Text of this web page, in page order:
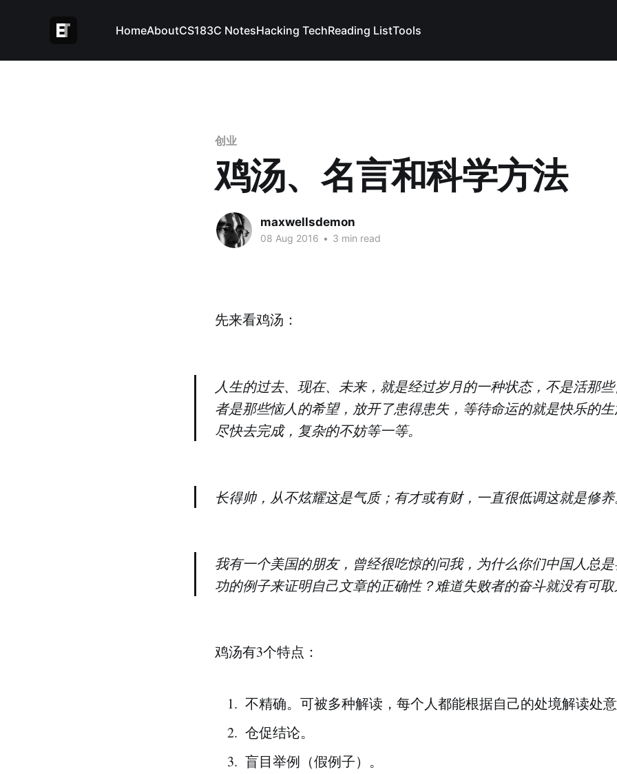
HomeAboutCS183C NotesHacking TechReading ListTools
创业
鸡汤、名言和科学方法
maxwellsdemon
08 Aug 2016 • 3 min read
先来看鸡汤：
人生的过去、现在、未来，就是经过岁月的一种状态，不是活那
者是那些恼人的希望，放开了患得患失，等待命运的就是快乐的
尽快去完成，复杂的不妨等一等。
长得帅，从不炫耀这是气质；有才或有财，一直很低调这就是修
我有一个美国的朋友，曾经很吃惊的问我，为什么你们中国人总
功的例子来证明自己文章的正确性？难道失败者的奋斗就没有可
鸡汤有3个特点：
不精确。可被多种解读，每个人都能根据自己的处境解读处
仓促结论。
盲目举例（假例子）。